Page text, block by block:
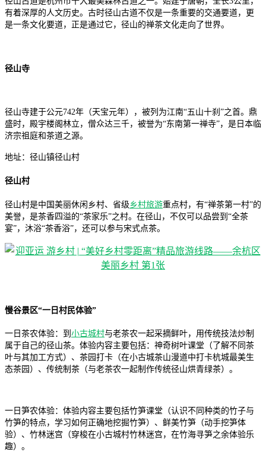
有着深厚的人文历史。古时径山古道不仅是一条重要的交通要道，更
是一条文化要道，正是通过它，径山的禅茶文化走向了世界。
径山寺
径山寺建于公元742年（天宝元年），被列为江南“五山十刹”之首。鼎
盛时，殿宇楼阁林立，僧众达三千，被誉为“东南第一禅寺”，是日本临
济宗祖庭和茶道之源。
地址：径山镇径山村
径山村
径山村是中国美丽休闲乡村、省级乡村旅游重点村，有“禅茶第一村”的
美誉，是茶香四溢的“茶家乐”之村。在径山，不仅可以品尝到“全茶
宴”，沐浴“茶香浴”，还可以参与宋式点茶。
慢谷景区“一日村民体验”
一日茶农体验：到 小古城村与老茶农一起采摘鲜叶，用传统技法炒制
属于自己的径山茶。体验内容主要包括：神奇树叶课堂（了解不同茶
叶与其加工方式）、茶园打卡（在小古城茶山漫道中打卡杭城最美生
态茶园）、传统制茶（与老茶农一起制作传统径山烘青绿茶）。
一日笋农体验：体验内容主要包括竹笋课堂（认识不同种类的竹子与
竹笋的特点，学习如何正确地挖掘竹笋）、鲜美竹笋（动手挖笋体
验）、竹林迷宫（穿梭在小古城村竹林迷宫，在竹海寻笋之余体验乐
趣）。